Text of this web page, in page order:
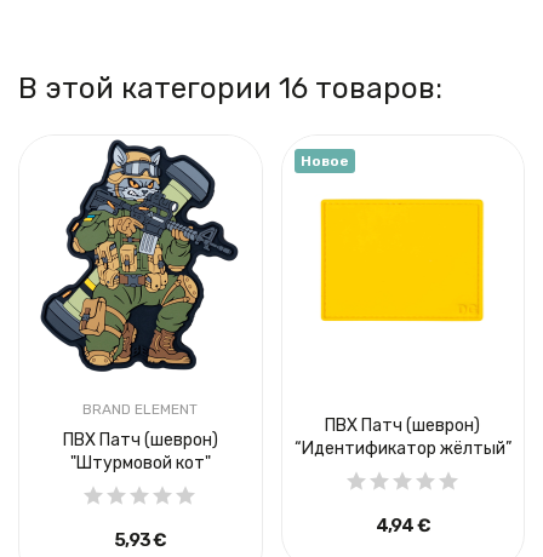
В этой категории 16 товаров:
BRAND ELEMENT
ПВХ Патч (шеврон)
"Штурмовой кот"
5,93 €
Новое
ПВХ Патч (шеврон)
“Идентификатор жёлтый”
4,94 €